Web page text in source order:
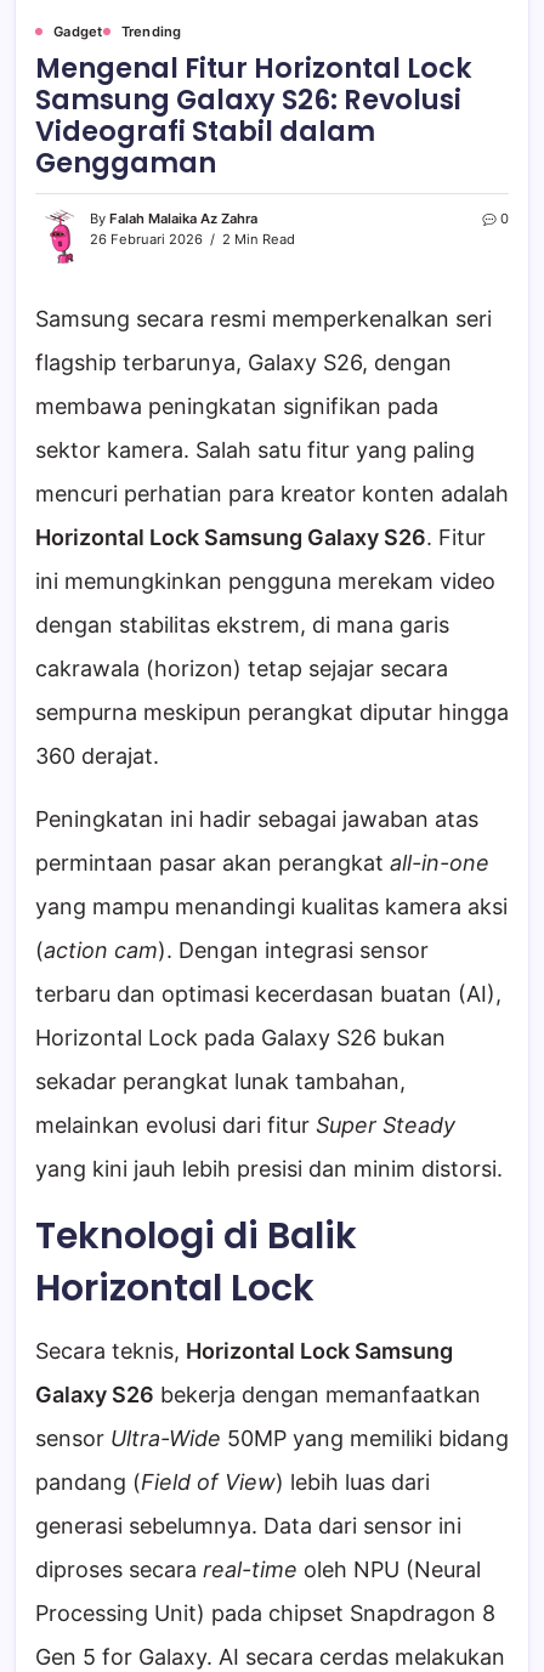
Gadget Trending
Mengenal Fitur Horizontal Lock
Samsung Galaxy S26: Revolusi
Videografi Stabil dalam
Genggaman
By Falah Malaika Az Zahra
26 Februari 2026
2 Min Read
0
Samsung secara resmi memperkenalkan seri
flagship terbarunya, Galaxy S26, dengan
membawa peningkatan signifikan pada
sektor kamera. Salah satu fitur yang paling
mencuri perhatian para kreator konten adalah
Horizontal Lock Samsung Galaxy S26. Fitur
ini memungkinkan pengguna merekam video
dengan stabilitas ekstrem, di mana garis
cakrawala (horizon) tetap sejajar secara
sempurna meskipun perangkat diputar hingga
360 derajat.
Peningkatan ini hadir sebagai jawaban atas
permintaan pasar akan perangkat all-in-one
yang mampu menandingi kualitas kamera aksi
(action cam). Dengan integrasi sensor
terbaru dan optimasi kecerdasan buatan (AI),
Horizontal Lock pada Galaxy S26 bukan
sekadar perangkat lunak tambahan,
melainkan evolusi dari fitur Super Steady
yang kini jauh lebih presisi dan minim distorsi.
Teknologi di Balik
Horizontal Lock
Secara teknis, Horizontal Lock Samsung
Galaxy S26 bekerja dengan memanfaatkan
sensor Ultra-Wide 50MP yang memiliki bidang
pandang (Field of View) lebih luas dari
generasi sebelumnya. Data dari sensor ini
diproses secara real-time oleh NPU (Neural
Processing Unit) pada chipset Snapdragon 8
Gen 5 for Galaxy. AI secara cerdas melakukan